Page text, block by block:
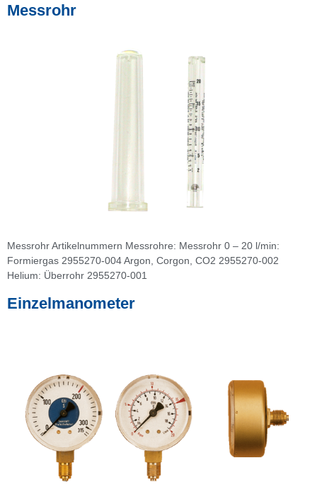
Messrohr
Messrohr Artikelnummern Messrohre: Messrohr 0 – 20 l/min:
Formiergas 2955270-004 Argon, Corgon, CO2 2955270-002
Helium: Überrohr 2955270-001
Einzelmanometer